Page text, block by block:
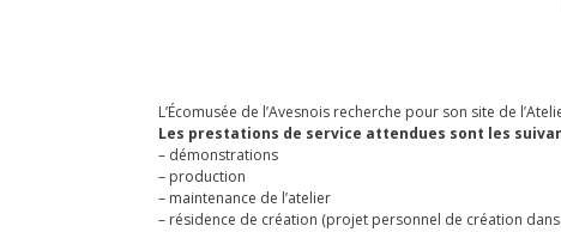
L’Écomusée de l’Avesnois recherche pour son site de
Les prestations de service attendues sont les
– démonstrations
– production
– maintenance de l’atelier
– résidence de création (projet personnel de création